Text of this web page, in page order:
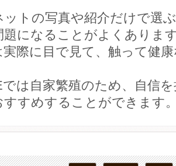
ットの写真や紹介だけで選
題になることがよくありま
実際に目で見て、触って健
では自家繁殖のため、自信
すすめすることができます